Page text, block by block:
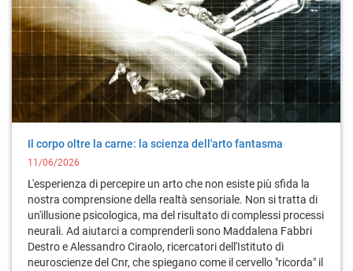
Il corpo oltre la carne: la scienza dell'arto fantasma
11/06/2026
L'esperienza di percepire un arto che non esiste più sfida la
nostra comprensione della realtà sensoriale. Non si tratta di
un'illusione psicologica, ma del risultato di complessi processi
neurali. Ad aiutarci a comprenderli sono Maddalena Fabbri
Destro e Alessandro Ciraolo, ricercatori dell'Istituto di
neuroscienze del Cnr, che spiegano come il cervello "ricorda" il